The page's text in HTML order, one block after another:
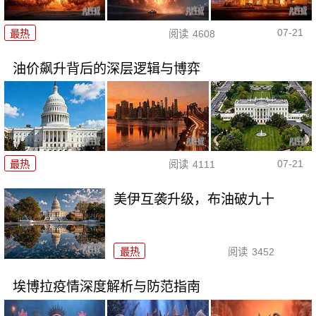
最热 阅读 4608 07-21
油价飙升背后的深层逻辑与博弈
最热 阅读 4111 07-21
美伊互袭升级，布油破九十
最热 阅读 3452
埃博拉疫情深度解析与防范指南